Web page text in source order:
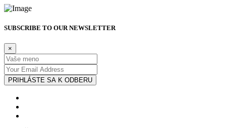
SUBSCRIBE TO OUR NEWSLETTER
×
PRIHLÁSTE SA K ODBERU